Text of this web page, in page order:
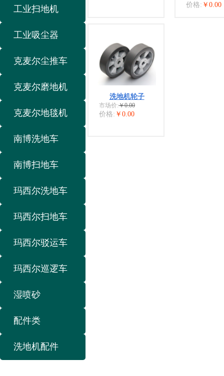
价格: ￥0.00
洗地机轮子
市场价:￥0.00
价格: ￥0.00
工业扫地机
工业吸尘器
克麦尔尘推车
克麦尔磨地机
克麦尔地毯机
南博洗地车
南博扫地车
玛西尔洗地车
玛西尔扫地车
玛西尔驳运车
玛西尔巡逻车
湿喷砂
配件类
洗地机配件